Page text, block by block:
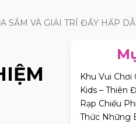
SẮM VÀ GIẢI TRÍ ĐẦY HẤP
Khu Vui Chơi
Kids – Thiên
Rạp Chiếu
Thức Những